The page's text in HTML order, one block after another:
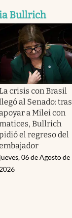
Bullrich
crisis con Brasil
al Senado: tras
a Milei con
Bullrich
el regreso del
jueves, 06 de Agosto de
2026